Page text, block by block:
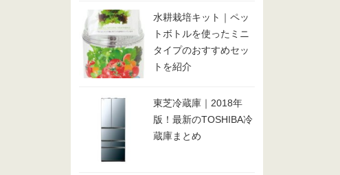
水耕栽培キット｜ペッ
トボトルを使ったミニ
タイプのおすすめセッ
トを紹介
東芝冷蔵庫｜2018年
版！最新のTOSHIBA冷
蔵庫まとめ